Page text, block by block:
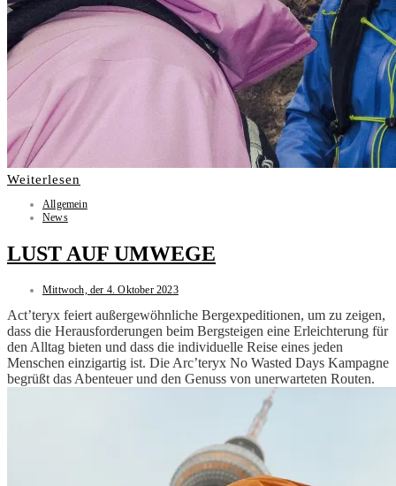
Weiterlesen
Allgemein
News
LUST AUF UMWEGE
Mittwoch, der 4. Oktober 2023
Act’teryx feiert außergewöhnliche Bergexpeditionen, um zu zeigen,
dass die Herausforderungen beim Bergsteigen eine Erleichterung für
den Alltag bieten und dass die individuelle Reise eines jeden
Menschen einzigartig ist. Die Arc’teryx No Wasted Days Kampagne
begrüßt das Abenteuer und den Genuss von unerwarteten Routen.